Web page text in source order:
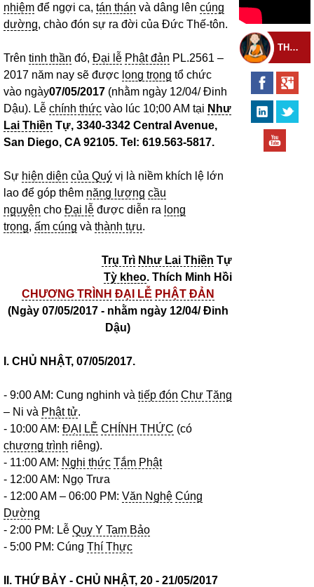
nhiệm để ngợi ca, tán thán và dâng lên cúng
dường, chào đón sự ra đời của Đức Thế-tôn.
Trên tinh thần đó, Đại lễ Phật đản PL.2561 –
2017 năm nay sẽ được long trọng tổ chức
vào ngày07/05/2017 (nhằm ngày 12/04/ Đinh
Dậu). Lễ chính thức vào lúc 10;00 AM tại Như
Lai Thiền Tự, 3340-3342 Central Avenue,
San Diego, CA 92105. Tel: 619.563-5817.
Sự hiện diện của Quý vị là niềm khích lệ lớn
lao để góp thêm năng lượng cầu
nguyện cho Đại lễ được diễn ra long
trọng, ấm cúng và thành tựu.
Trụ Trì Như Lai Thiền Tự
Tỳ kheo. Thích Minh Hồi
CHƯƠNG TRÌNH ĐẠI LỄ PHẬT ĐẢN
(Ngày 07/05/2017 - nhằm ngày 12/04/ Đinh
Dậu)
I. CHỦ NHẬT, 07/05/2017.
- 9:00 AM: Cung nghinh và tiếp đón Chư Tăng
– Ni và Phật tử.
- 10:00 AM: ĐẠI LỄ CHÍNH THỨC (có
chương trình riêng).
- 11:00 AM: Nghi thức Tắm Phật
- 12:00 AM: Ngọ Trưa
- 12:00 AM – 06:00 PM: Văn Nghệ Cúng
Dường
- 2:00 PM: Lễ Quy Y Tam Bảo
- 5:00 PM: Cúng Thí Thực
II. THỨ BẢY - CHỦ NHẬT, 20 - 21/05/2017
THEO DÕI THIỀN TỰ